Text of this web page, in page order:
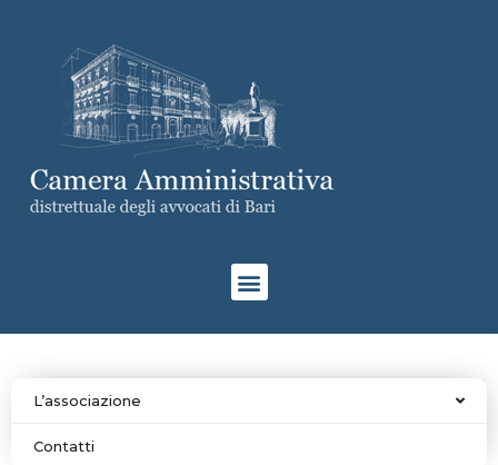
L’associazione
Contatti